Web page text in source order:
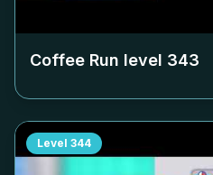
Coffee Run level 343
Level 344